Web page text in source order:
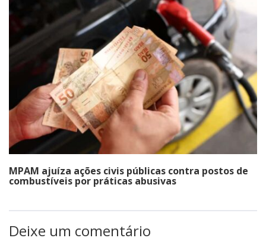
MPAM ajuíza ações civis públicas contra postos de
combustíveis por práticas abusivas
Deixe um comentário